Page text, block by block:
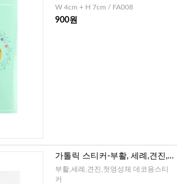
W 4cm + H 7cm / FA008
900원
가톨릭 스티커-부활, 세례,견진,
첫영성체(장미십자가1)-8매
부활,세례,견진,첫영성체 데코용스티
커